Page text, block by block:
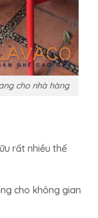
cho nhà hàng
rất nhiều thế
cho không gian